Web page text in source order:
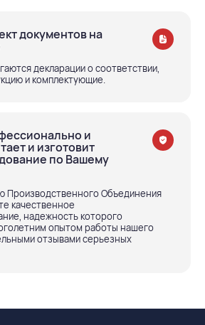
документов на
декларации о соответствии,
и комплектующие.
и
и изготовит
по Вашему
Производственного Объединения
качественное
надежность которого
опытом работы нашего
отзывами серьезных